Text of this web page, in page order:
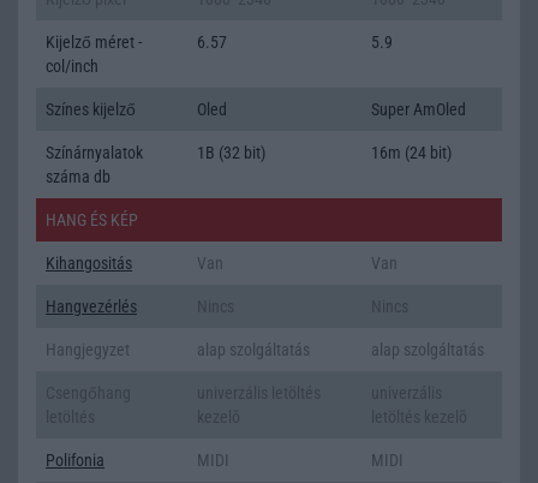
Kijelző méret -
col/inch
6.57 5.9
Színes kijelző Oled Super AmOled
Színárnyalatok
száma db
1B (32 bit) 16m (24 bit)
HANG ÉS KÉP
Kihangositás Van Van
Hangvezérlés
Hangjegyzet alap szolgáltatás alap szolgáltatás
Polifonia MIDI MIDI